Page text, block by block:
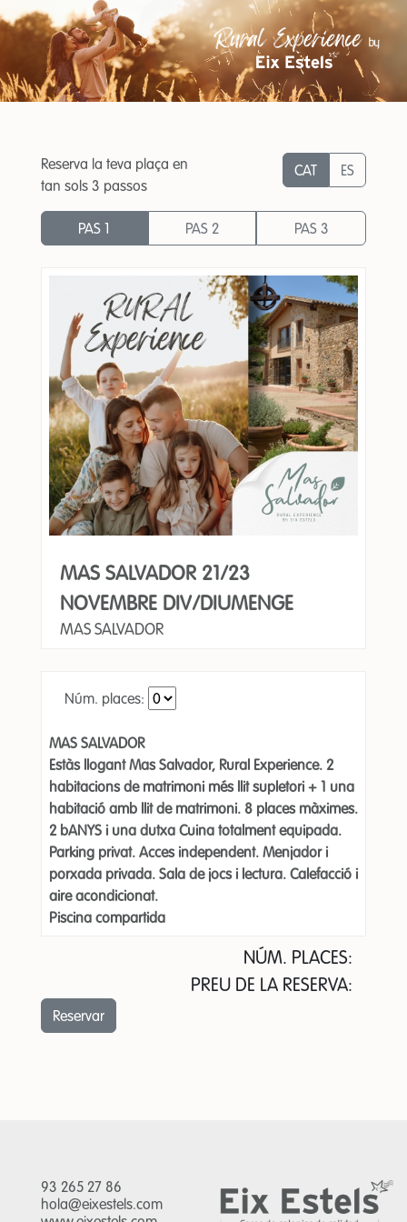
Reserva la teva plaça en
tan sols 3 passos
CAT ES
PAS 1 PAS 2 PAS 3
MAS SALVADOR 21/23
NOVEMBRE DIV/DIUMENGE
MAS SALVADOR
MAS SALVADOR
Estàs llogant Mas Salvador, Rural Experience. 2
habitacions de matrimoni més llit supletori + 1 una
habitació amb llit de matrimoni. 8 places màximes.
2 bANYS i una dutxa Cuina totalment equipada.
Parking privat. Acces independent. Menjador i
porxada privada. Sala de jocs i lectura. Calefacció i
aire acondicionat.
Piscina compartida
Núm. places:
NÚM. PLACES:
PREU DE LA RESERVA:
93 265 27 86
hola@eixestels.com